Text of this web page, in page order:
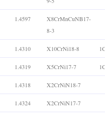
1.4597
X8CrMnCuNB17-
8-3
1.4310 X10CrNi18-8
1.4319 X5CrNi17-7
1.4318 X2CrNiN18-7
1.4324 X2CrNiN17-7